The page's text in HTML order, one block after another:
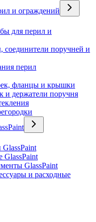
и ограждений
для перил и
соединители поручней и
перил
фланцы и крышки
и держатели поручня
GlassPaint
GlassPaint
и расходные